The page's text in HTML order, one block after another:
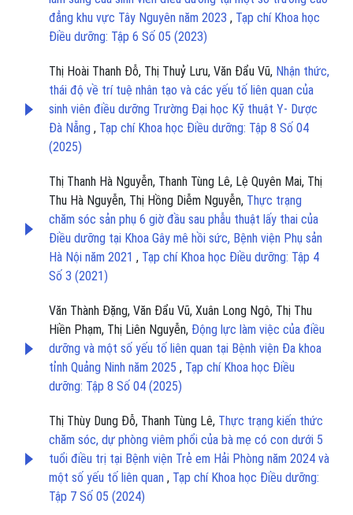
đẳng khu vực Tây Nguyên năm 2023 , Tạp chí Khoa học
Điều dưỡng: Tập 6 Số 05 (2023)
Thị Hoài Thanh Đỗ, Thị Thuỷ Lưu, Văn Đẩu Vũ, Nhận thức,
thái độ về trí tuệ nhân tạo và các yếu tố liên quan của
sinh viên điều dưỡng Trường Đại học Kỹ thuật Y- Dược
Đà Nẵng , Tạp chí Khoa học Điều dưỡng: Tập 8 Số 04
(2025)
Thị Thanh Hà Nguyễn, Thanh Tùng Lê, Lệ Quyên Mai, Thị
Thu Hà Nguyễn, Thị Hồng Diễm Nguyễn, Thực trạng
chăm sóc sản phụ 6 giờ đầu sau phẫu thuật lấy thai của
Điều dưỡng tại Khoa Gây mê hồi sức, Bệnh viện Phụ sản
Hà Nội năm 2021 , Tạp chí Khoa học Điều dưỡng: Tập 4
Số 3 (2021)
Văn Thành Đặng, Văn Đẩu Vũ, Xuân Long Ngô, Thị Thu
Hiền Phạm, Thị Liên Nguyễn, Động lực làm việc của điều
dưỡng và một số yếu tố liên quan tại Bệnh viện Đa khoa
tỉnh Quảng Ninh năm 2025 , Tạp chí Khoa học Điều
dưỡng: Tập 8 Số 04 (2025)
Thị Thùy Dung Đỗ, Thanh Tùng Lê, Thực trạng kiến thức
chăm sóc, dự phòng viêm phổi của bà mẹ có con dưới 5
tuổi điều trị tại Bệnh viện Trẻ em Hải Phòng năm 2024 và
một số yếu tố liên quan , Tạp chí Khoa học Điều dưỡng:
Tập 7 Số 05 (2024)